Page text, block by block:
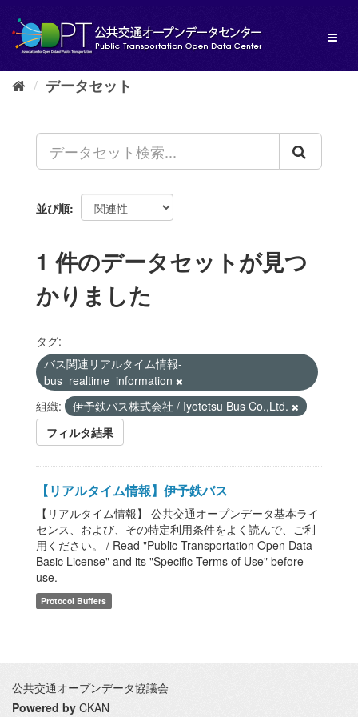
し
データセット
並び順
1 件のデータセットが見つ
かりました
タグ:
バス関連リアルタイム情報-
bus_realtime_information
組織:
伊予鉄バス株式会社 / Iyotetsu Bus Co.,Ltd.
フィルタ結果
【リアルタイム情報】伊予鉄バス
【リアルタイム情報】 公共交通オープンデータ基本ライ
センス、および、その特定利用条件をよく読んで、ご利
用ください。 / Read "Public Transportation Open Data
Basic License" and its "Specific Terms of Use" before
use.
Protocol Buffers
公共交通オープンデータ協議会
Powered by CKAN